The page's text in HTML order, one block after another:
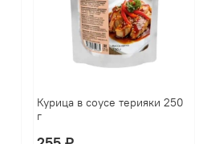
Курица в соусе терияки 250
г